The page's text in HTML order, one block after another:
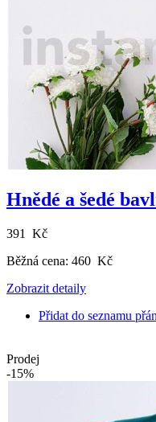
Hnědé a šedé
391 Kč
Běžná cena: 460 Kč
Zobrazit detaily
Přidat do seznamu
Prodej
-15%